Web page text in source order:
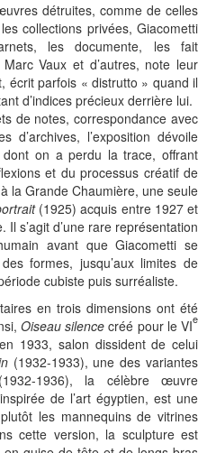
détruites, comme de celles
collections privées, Giacometti
les documente, les fait
Vaux et d’autres, note leur
écrit parfois « distrutto » quand il
d’indices précieux derrière lui.
de notes, correspondance avec
d’archives, l’exposition dévoile
on a perdu la trace, offrant
et du processus créatif de
la Grande Chaumière, une seule
(1925) acquis entre 1927 et
s’agit d’une rare représentation
avant que Giacometti se
formes, jusqu’aux limites de
cubiste puis surréaliste.
en trois dimensions ont été
Oiseau silence créé pour le VIe
1933, salon dissident de celui
(1932-1933), une des variantes
1936), la célèbre œuvre
de l’art égyptien, est une
les mannequins de vitrines
cette version, la sculpture est